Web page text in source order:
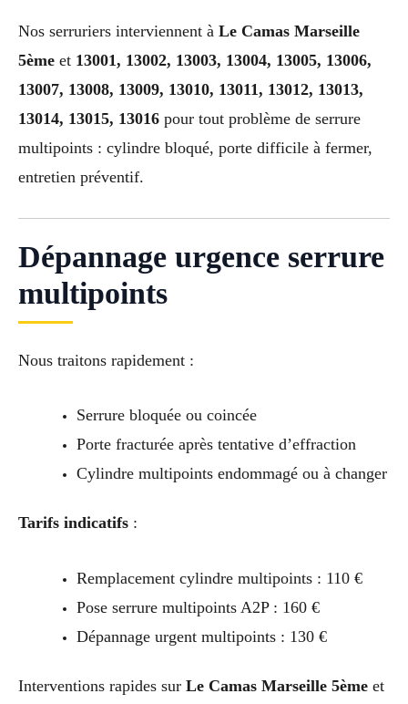
Nos serruriers interviennent à Le Camas Marseille
5ème et 13001, 13002, 13003, 13004, 13005, 13006,
13007, 13008, 13009, 13010, 13011, 13012, 13013,
13014, 13015, 13016 pour tout problème de serrure
multipoints : cylindre bloqué, porte difficile à fermer,
entretien préventif.
Dépannage urgence serrure
multipoints
Nous traitons rapidement :
Serrure bloquée ou coincée
Porte fracturée après tentative d’effraction
Cylindre multipoints endommagé ou à changer
Tarifs indicatifs :
Remplacement cylindre multipoints : 110 €
Pose serrure multipoints A2P : 160 €
Dépannage urgent multipoints : 130 €
Interventions rapides sur Le Camas Marseille 5ème et